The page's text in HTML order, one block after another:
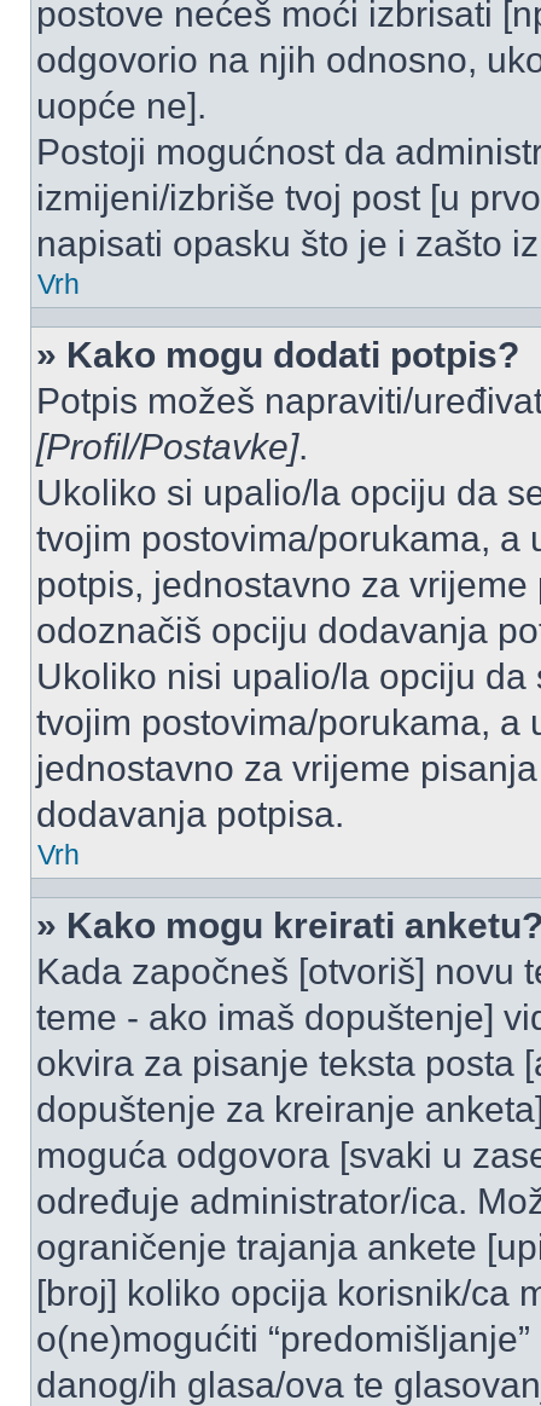
postove nećeš moći izbrisati
odgovorio na njih odnosno,
uopće ne].
Postoji mogućnost da
izmijeni/izbriše tvoj post [u
napisati opasku što je i zašto
Vrh
» Kako mogu dodati potpis?
Potpis možeš napraviti/
[Profil/Postavke].
Ukoliko si upalio/la opciju da
tvojim postovima/porukama, a
potpis, jednostavno za
odoznačiš opciju dodavanja
Ukoliko nisi upalio/la opciju
tvojim postovima/porukama, a
jednostavno za vrijeme
dodavanja potpisa.
Vrh
» Kako mogu kreirati
Kada započneš [otvoriš] novu
teme - ako imaš dopuštenje]
okvira za pisanje teksta posta
dopuštenje za kreiranje
moguća odgovora [svaki u
određuje administrator/ica.
ograničenje trajanja ankete
[broj] koliko opcija korisnik/ca
o(ne)mogućiti
danog/ih glasa/ova te